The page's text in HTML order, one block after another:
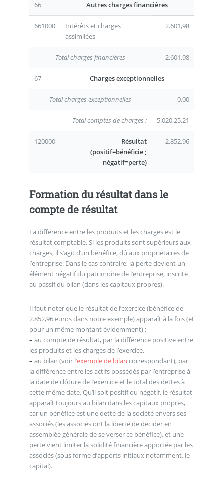
66 Autres charges financières
661000
Intérêts et charges
assimilées
2.601,98
Total charges financières 2.601,98
67 Charges exceptionnelles
Total charges exceptionnelles 0,00
Total comptes de charges : 5.020,25,21
120000
Résultat
(positif=bénéficie ;
négatif=perte)
2.852,96
Formation du résultat dans le
compte de résultat
La différence entre les produits et les charges est le
résultat comptable. Si les produits sont supérieurs aux
charges, il s’agit d’un bénéfice, dû aux propriétaires de
l’entreprise. Dans le cas contraire, la perte devient un
élément négatif du patrimoine de l’entreprise, inscrite
au passif du bilan (dans les capitaux propres).
Il faut noter que le résultat de l’exercice (bénéfice de
2.852,96 euros dans notre exemple) apparaît à la fois (et
pour un même montant évidemment) :
– au compte de résultat, par la différence positive entre
les produits et les charges de l’exercice,
– au bilan (voir l’exemple de bilan correspondant), par
la différence entre les actifs possédés par l’entreprise à
la date de clôture de l’exercice et le total des dettes à
cette même date. Qu’il soit positif ou négatif, le résultat
apparaît toujours au bilan dans les capitaux propres,
car un bénéfice est une dette de la société envers ses
associés (les associés ont la liberté de décider en
assemblée générale de se verser ce bénéfice), et une
perte vient limiter la solidité financière apportée par les
associés (sous forme d’apports initiaux notamment, le
capital).